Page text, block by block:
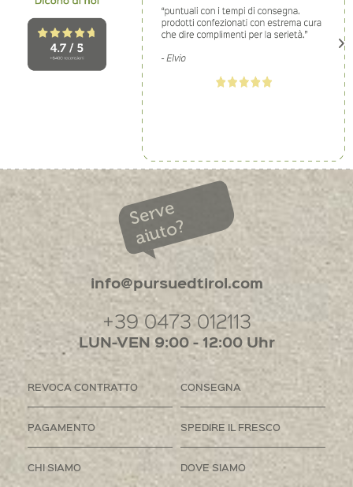
Serve
aiuto?
info@pursuedtirol.com
+39 0473 012113
LUN-VEN 9:00 - 12:00 Uhr
REVOCA CONTRATTO CONSEGNA
PAGAMENTO SPEDIRE IL FRESCO
CHI SIAMO DOVE SIAMO